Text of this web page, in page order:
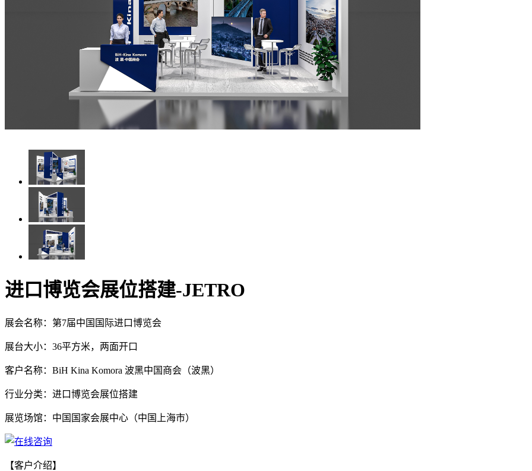
进口博览会展位搭建-JETRO
展会名称：第7届中国国际进口博览会
展台大小：36平方米，两面开口
客户名称：BiH Kina Komora 波黑中国商会（波黑）
行业分类：进口博览会展位搭建
展览场馆：中国国家会展中心（中国上海市）
【客户介绍】